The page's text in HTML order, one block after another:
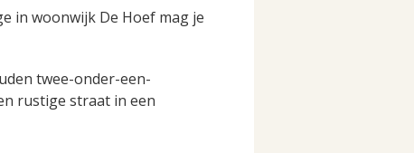
in woonwijk De Hoef mag je
twee-onder-een-
rustige straat in een